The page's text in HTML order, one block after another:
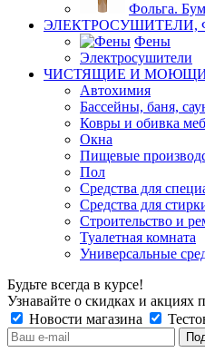
Фольга.
ЭЛЕКТРОСУШИТЕЛИ,
Фены
Электросушители
ЧИСТЯЩИЕ И
Автохимия
Бассейны, баня,
Ковры и обивка
Окна
Пищевые
Пол
Средства для
Средства для
Строительство и
Туалетная комната
Универсальные
Будьте всегда в курсе!
Узнавайте о скидках и акциях
Новости магазина